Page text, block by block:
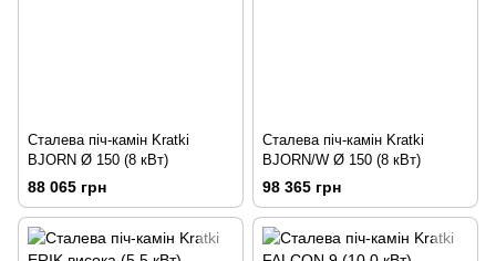
Сталева піч-камін Kratki
BJORN Ø 150 (8 кВт)
88 065 грн
Сталева піч-камін Kratki
BJORN/W Ø 150 (8 кВт)
98 365 грн